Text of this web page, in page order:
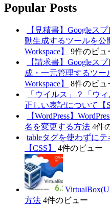
Popular Posts
【見積書】Googleス
動生成するツールを公
Workspace】
9件のビュ
【請求書】Googleス
成・一元管理するツー
Workspace】
8件のビュ
「ウイルス」？「ウ
正しい表記について【
【WordPress】
名を変更する方法 4件
tableタグを使わずに
【CSS】
4件のビュー
方法 4件のビュー